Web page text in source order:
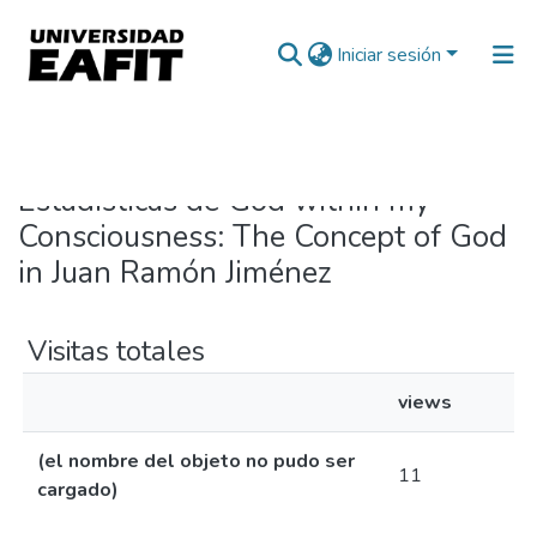
Iniciar sesión
Estadísticas de God within my
Consciousness: The Concept of God
in Juan Ramón Jiménez
Visitas totales
views
(el nombre del objeto no pudo ser
cargado)
11